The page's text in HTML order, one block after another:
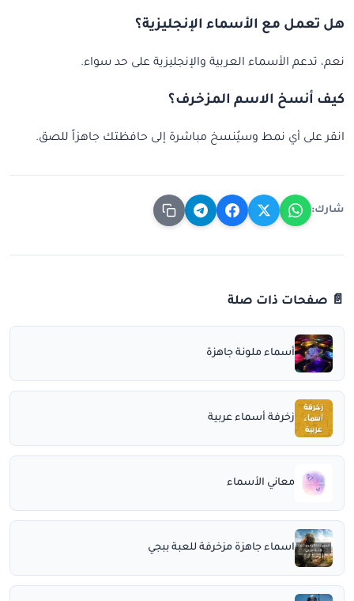
هل تعمل مع الأسماء الإنجليزية؟
نعم، تدعم الأسماء العربية والإنجليزية على حد سواء.
كيف أنسخ الاسم المزخرف؟
انقر على أي نمط وسيُنسخ مباشرة إلى حافظتك جاهزاً للصق.
شارك:
📄 صفحات ذات صلة
أسماء ملونة جاهزة
زخرفة أسماء عربية
معاني الأسماء
اسماء جاهزة مزخرفة للعبة ببجي